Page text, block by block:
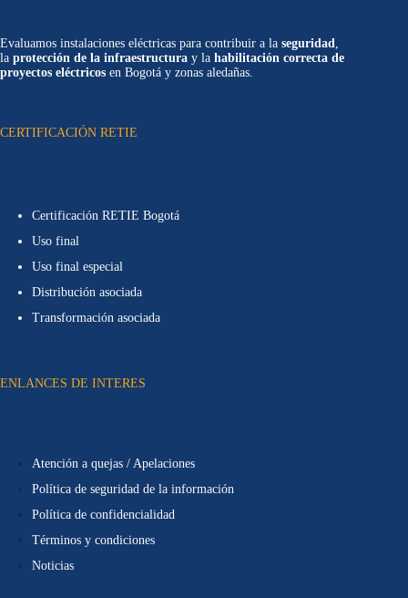
Evaluamos instalaciones eléctricas para contribuir a la seguridad
la protección de la infraestructura y la habilitación correcta de
proyectos eléctricos en Bogotá y zonas aledañas.
CERTIFICACIÓN RETIE
Certificación RETIE Bogotá
Uso final
Uso final especial
Distribución asociada
Transformación asociada
ENLANCES DE INTERES
Atención a quejas / Apelaciones
Política de seguridad de la información
Política de confidencialidad
Términos y condiciones
Noticias